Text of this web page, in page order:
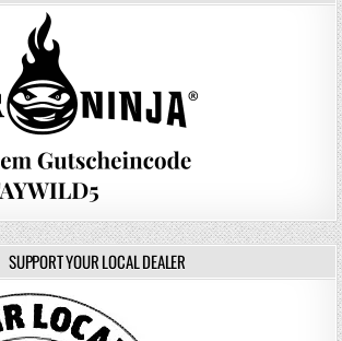
SUPPORT YOUR LOCAL DEALER